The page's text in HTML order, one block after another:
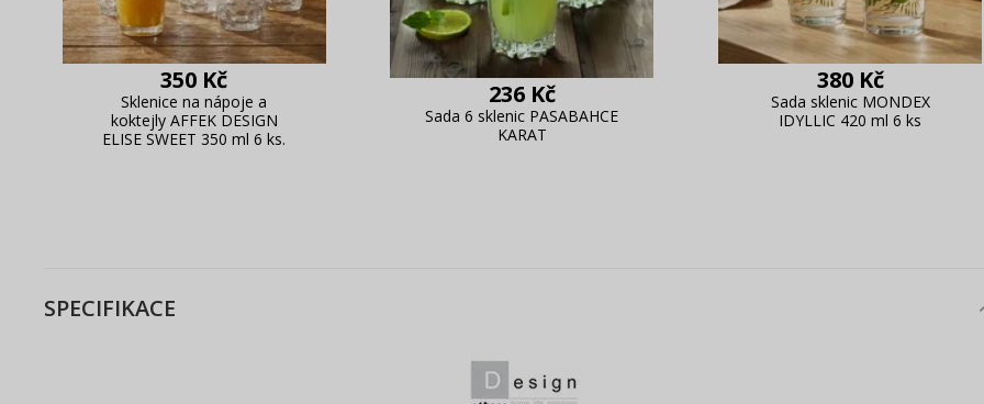
350 Kč
Sklenice na nápoje a
koktejly AFFEK DESIGN
ELISE SWEET 350 ml 6 ks.
236 Kč
Sada 6 sklenic PASABAHCE
KARAT
380 Kč
Sada sklenic MONDEX
IDYLLIC 420 ml 6 ks
SPECIFIKACE